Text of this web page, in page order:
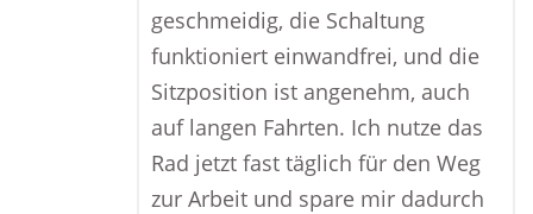
geschmeidig, die Schaltung
funktioniert einwandfrei, und die
Sitzposition ist angenehm, auch
auf langen Fahrten. Ich nutze das
Rad jetzt fast täglich für den Weg
zur Arbeit und spare mir dadurch